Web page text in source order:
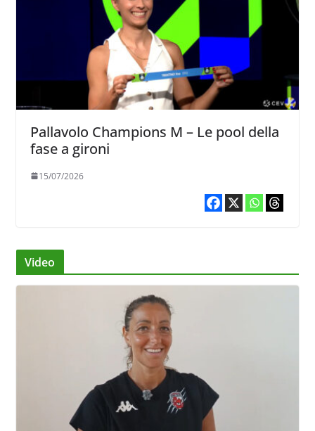
Pallavolo Champions M – Le pool della
fase a gironi
15/07/2026
Video